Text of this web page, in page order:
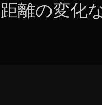
離の変化